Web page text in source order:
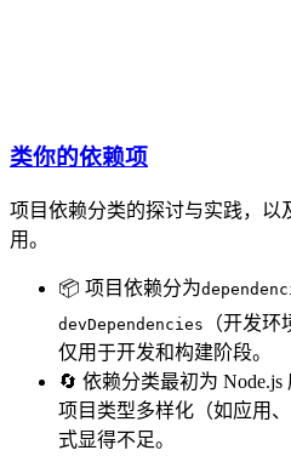
类你的依赖项
项目依赖分类的探讨与实践，以
用。
📦 项目依赖分为
devDependencies
（开发
仅用于开发和构建阶段。
🔄 依赖分类最初为 Node.js
项目类型多样化（如应用
式显得不足。